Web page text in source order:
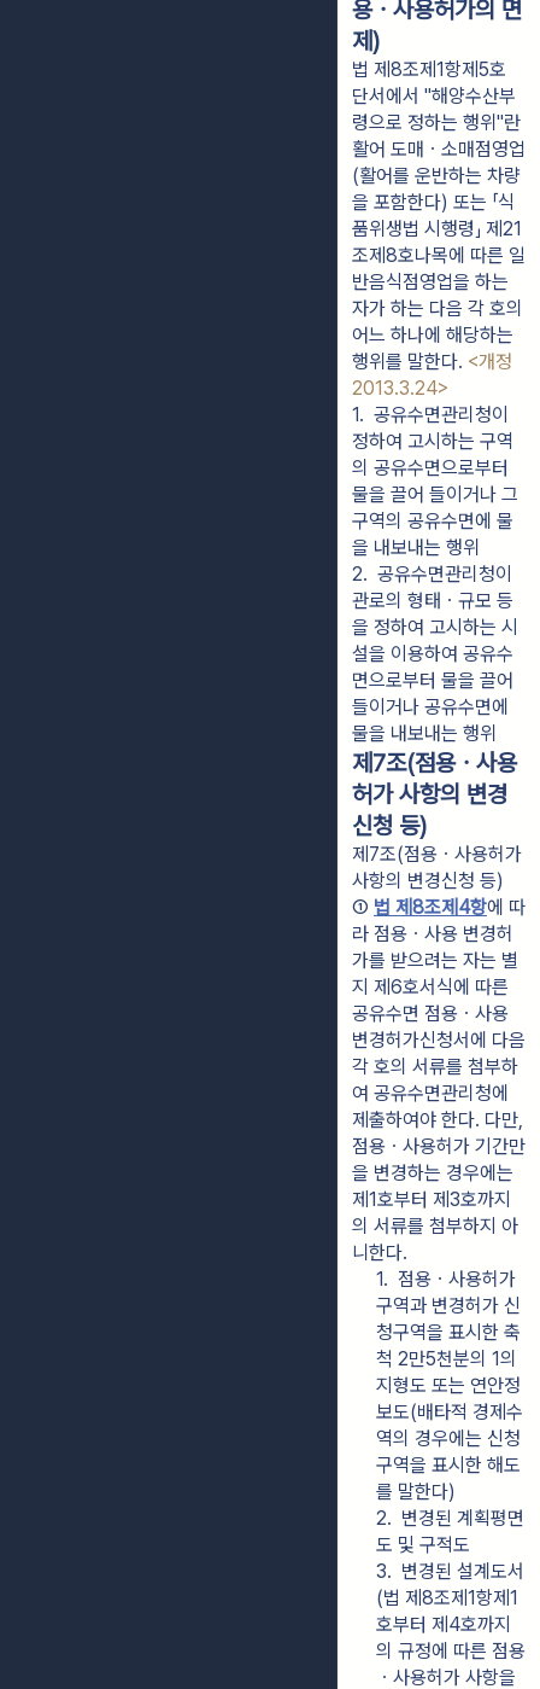
용ㆍ사용허가의 면
제)
법 제8조제1항제5호
단서에서 "해양수산부
령으로 정하는 행위"란
활어 도매ㆍ소매점영업
(활어를 운반하는 차량
을 포함한다) 또는 「식
품위생법 시행령」 제21
조제8호나목에 따른 일
반음식점영업을 하는
자가 하는 다음 각 호의
어느 하나에 해당하는
행위를 말한다. <개정
2013.3.24>
1.  공유수면관리청이
정하여 고시하는 구역
의 공유수면으로부터
물을 끌어 들이거나 그
구역의 공유수면에 물
을 내보내는 행위
2.  공유수면관리청이
관로의 형태ㆍ규모 등
을 정하여 고시하는 시
설을 이용하여 공유수
면으로부터 물을 끌어
들이거나 공유수면에
물을 내보내는 행위
제7조(점용ㆍ사용
허가 사항의 변경
신청 등)
제7조(점용ㆍ사용허가
사항의 변경신청 등)
① 법 제8조제4항에 따
라 점용ㆍ사용 변경허
가를 받으려는 자는 별
지 제6호서식에 따른
공유수면 점용ㆍ사용
변경허가신청서에 다음
각 호의 서류를 첨부하
여 공유수면관리청에
제출하여야 한다. 다만,
점용ㆍ사용허가 기간만
을 변경하는 경우에는
제1호부터 제3호까지
의 서류를 첨부하지 아
니한다.
1.  점용ㆍ사용허가
구역과 변경허가 신
청구역을 표시한 축
척 2만5천분의 1의
지형도 또는 연안정
보도(배타적 경제수
역의 경우에는 신청
구역을 표시한 해도
를 말한다)
2.  변경된 계획평면
도 및 구적도
3.  변경된 설계도서
(법 제8조제1항제1
호부터 제4호까지
의 규정에 따른 점용
ㆍ사용허가 사항을